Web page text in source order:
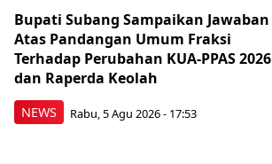
NEWS
Bupati Subang Sampaikan Jawaban
Atas Pandangan Umum Fraksi
Terhadap Perubahan KUA-PPAS 2026
dan Raperda Keolah
Rabu, 5 Agu 2026 - 17:53